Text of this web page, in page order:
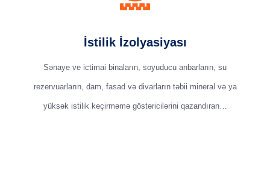
İstilik İzolyasiyası
Sənaye ve ictimai binaların, soyuducu anbarların, su
rezervuarların, dam, fasad və divarların təbii mineral və ya
yüksək istilik keçirməmə göstəricilərini qazandıran…